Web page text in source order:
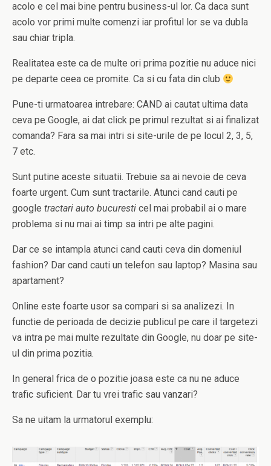
acolo e cel mai bine pentru business-ul lor. Ca daca sunt
acolo vor primi multe comenzi iar profitul lor se va dubla
sau chiar tripla.
Realitatea este ca de multe ori prima pozitie nu aduce nici
pe departe ceea ce promite. Ca si cu fata din club
Pune-ti urmatoarea intrebare: CAND ai cautat ultima data
ceva pe Google, ai dat click pe primul rezultat si ai finalizat
comanda? Fara sa mai intri si site-urile de pe locul 2, 3, 5,
7 etc.
Sunt putine aceste situatii. Trebuie sa ai nevoie de ceva
foarte urgent. Cum sunt tractarile. Atunci cand cauti pe
google tractari auto bucuresti cel mai probabil ai o mare
problema si nu mai ai timp sa intri pe alte pagini.
Dar ce se intampla atunci cand cauti ceva din domeniul
fashion? Dar cand cauti un telefon sau laptop? Masina sau
apartament?
Online este foarte usor sa compari si sa analizezi. In
functie de perioada de decizie publicul pe care il targetezi
va intra pe mai multe rezultate din Google, nu doar pe site-
ul din prima pozitia.
In general frica de o pozitie joasa este ca nu ne aduce
trafic suficient. Dar tu vrei trafic sau vanzari?
Sa ne uitam la urmatorul exemplu: